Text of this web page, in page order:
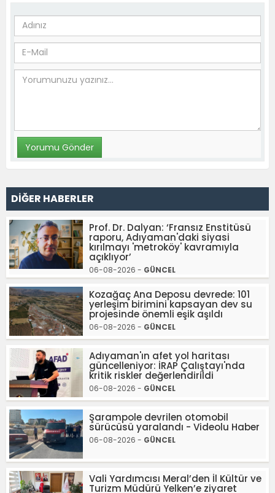
DİĞER HABERLER
Prof. Dr. Dalyan: ‘Fransız Enstitüsü
raporu, Adıyaman'daki siyasi
kırılmayı 'metroköy' kavramıyla
açıklıyor’
06-08-2026 - GÜNCEL
Kozağaç Ana Deposu devrede: 101
yerleşim birimini kapsayan dev su
projesinde önemli eşik aşıldı
06-08-2026 - GÜNCEL
Adıyaman'ın afet yol haritası
güncelleniyor: İRAP Çalıştayı'nda
kritik riskler değerlendirildi
06-08-2026 - GÜNCEL
Şarampole devrilen otomobil
sürücüsü yaralandı - Videolu Haber
06-08-2026 - GÜNCEL
Vali Yardımcısı Meral’den İl Kültür ve
Turizm Müdürü Yelken’e ziyaret